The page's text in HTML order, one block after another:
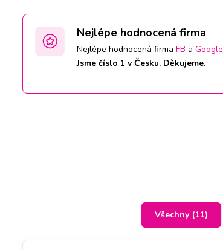
Nejlépe hodnocená firma
Nejlépe hodnocená firma FB a Google
Jsme číslo 1 v Česku. Děkujeme.
Všechny (11)